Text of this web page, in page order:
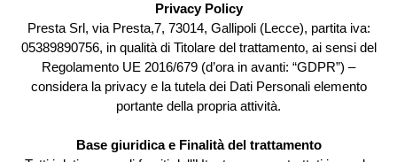
Privacy Policy
Presta Srl, via Presta,7, 73014, Gallipoli (Lecce), partita iva:
05389890756, in qualità di Titolare del trattamento, ai sensi del
Regolamento UE 2016/679 (d’ora in avanti: “GDPR”) –
considera la privacy e la tutela dei Dati Personali elemento
portante della propria attività.
Base giuridica e Finalità del trattamento